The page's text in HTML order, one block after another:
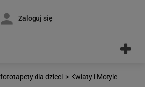
Zaloguj się
fototapety dla dzieci > Kwiaty i Motyle